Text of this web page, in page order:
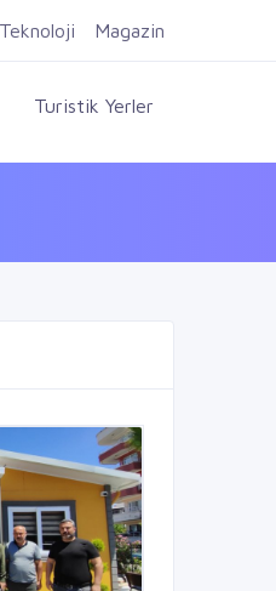
Ol Giriş Yap
Turistik Yerler
Teknoloji Magazin